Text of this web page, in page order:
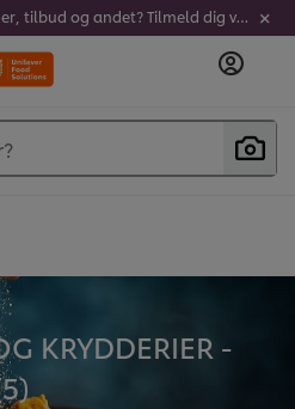
Vil du have opskrifter, nyheder, tilbud og andet? Tilmeld dig vores nyhedsbrev!
KRYDDERIER -
5)